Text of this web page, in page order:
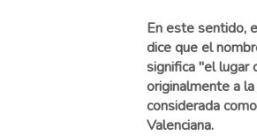
En este sentido,
dice que el
significa "el lugar
originalmente a
considerada
Valenciana.